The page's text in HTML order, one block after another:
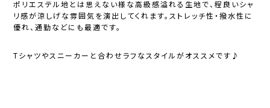
ポリエステル地とは思えない様な高級感溢れる生地で、程良いシャ
リ感が涼しげな雰囲気を演出してくれます。ストレッチ性・撥水性に
優れ、通勤などにも最適です。
Tシャツやスニーカーと合わせラフなスタイルがオススメです♪